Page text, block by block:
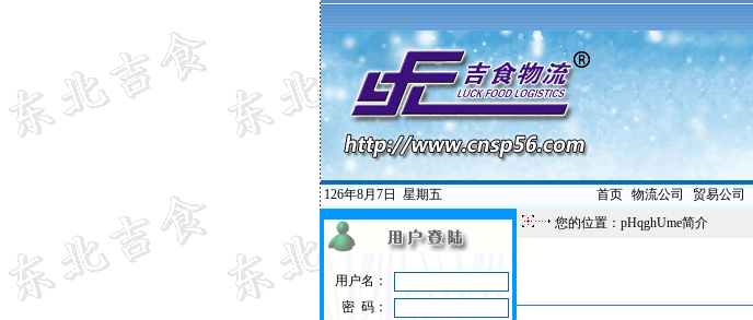
126年8月7日 星期五 首页| 物流公司 贸易公司
用户名：
密 码：
您的位置：pHqghUme简介